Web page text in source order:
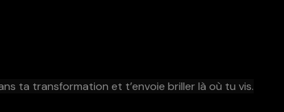
ta transformation et t’envoie briller là où tu vis.